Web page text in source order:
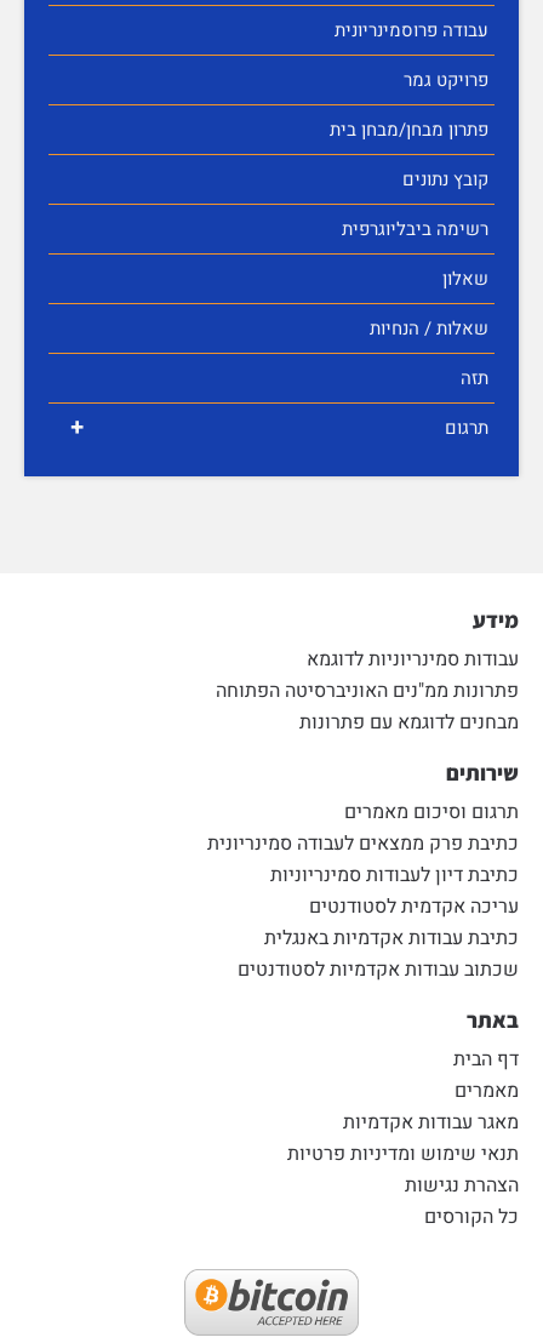
עבודה פרוסמינריונית
פרויקט גמר
פתרון מבחן/מבחן בית
קובץ נתונים
רשימה ביבליוגרפית
שאלון
שאלות / הנחיות
תזה
+ תרגום
מידע
עבודות סמינריוניות לדוגמא
פתרונות ממ"נים האוניברסיטה הפתוחה
מבחנים לדוגמא עם פתרונות
שירותים
תרגום וסיכום מאמרים
כתיבת פרק ממצאים לעבודה סמינריונית
כתיבת דיון לעבודות סמינריוניות
עריכה אקדמית לסטודנטים
כתיבת עבודות אקדמיות באנגלית
שכתוב עבודות אקדמיות לסטודנטים
באתר
דף הבית
מאמרים
מאגר עבודות אקדמיות
תנאי שימוש ומדיניות פרטיות
הצהרת נגישות
כל הקורסים